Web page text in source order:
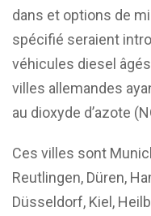
dans et options de
spécifié seraient
véhicules diesel
villes allemandes
au dioxyde d’azote
Ces villes sont
Reutlingen, Düren,
Düsseldorf, Kiel,